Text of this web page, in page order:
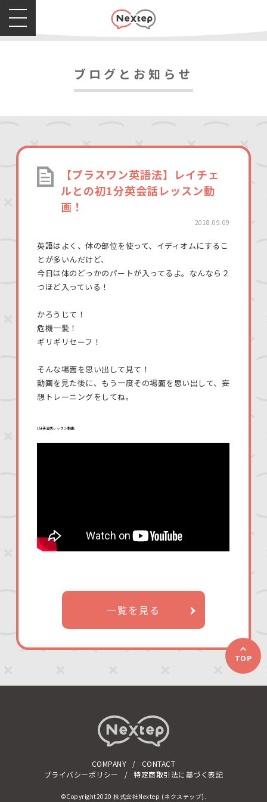
ブログとお知らせ
【プラスワン英語法】レイチェ
ルとの初1分英会話レッスン動
画！
2018.09.09
英語はよく、体の部位を使って、イディオムにするこ
とが多いんだけど、
今日は体のどっかのパートが入ってるよ。なんなら２
つほど入っている！
かろうじて！
危機一髪！
ギリギリセーフ！
そんな場面を思い出して見て！
動画を見た後に、もう一度その場面を思い出して、妄
想トレーニングをしてね。
1分英会話レッスン動画
一覧を見る
TOP
COMPANY
CONTACT
プライバシーポリシー
特定商取引法に基づく表記
©Copyright2020 株式会社Nextep (ネクステップ).